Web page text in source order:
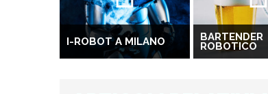
I-ROBOT A MILANO BARTENDER
ROBOTICO